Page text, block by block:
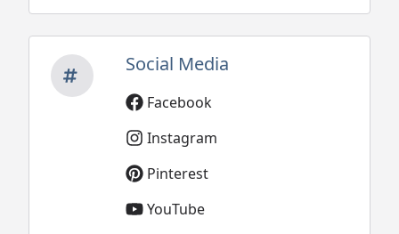
Social Media
Facebook
Instagram
Pinterest
YouTube